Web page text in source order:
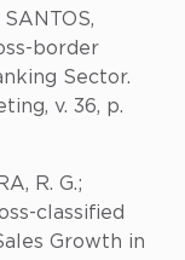
SANTOS,
border
Sector.
v. 36, p.
R. G.;
classified
Growth in